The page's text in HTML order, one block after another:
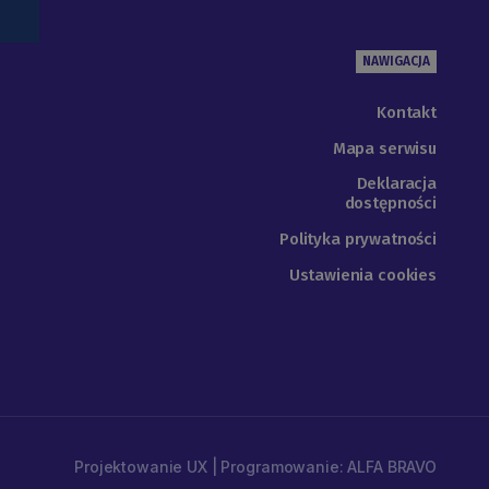
NAWIGACJA
Kontakt
Mapa serwisu
Deklaracja
dostępności
Polityka prywatności
Ustawienia cookies
Projektowanie UX | Programowanie: ALFA BRAVO